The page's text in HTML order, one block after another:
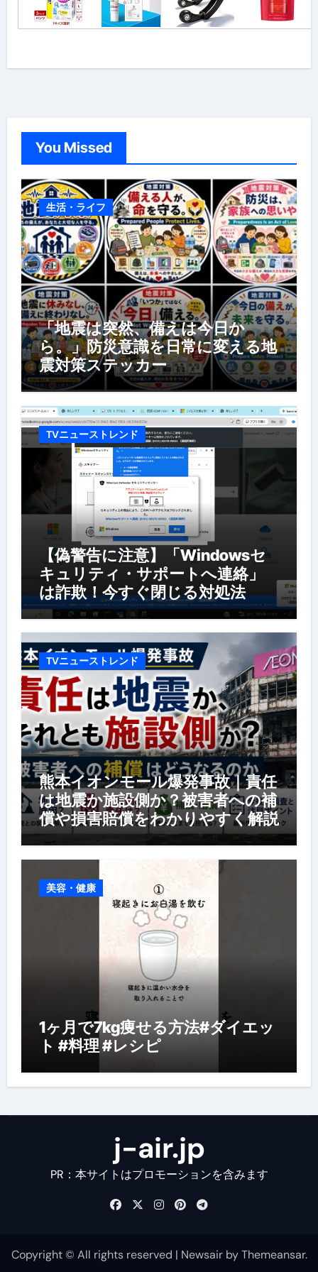
You Missed
生活・ライフ
「地震は突然、備えは今日か
ら。」防災意識を日常に変える地
震対策ステッカー
TVニューストレンド
【偽警告に注意】「Windowsセ
キュリティ・サポートへ連絡」
は詐欺！今すぐ閉じる対処法
TVニューストレンド
熊本イオンモール爆発事故｜責任
は地震か施設側か？被害者への補
償や損害賠償をわかりやすく解説
美容・健康
1ヶ月で7kg痩せる方法#ダイエッ
ト #料理 #レシピ
j-air.jp
PR：本サイトはプロモーションを含みます
Copyright © All rights reserved | NewsairbyThemeansar.